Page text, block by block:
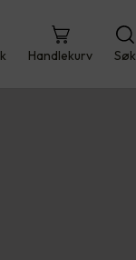
Handlekurv Søk